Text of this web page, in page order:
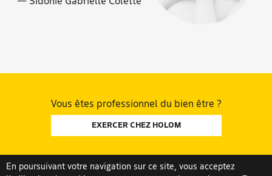
Vous êtes professionnel du bien être ?
EXERCER CHEZ HOLOM
En poursuivant votre navigation sur ce site, vous acceptez